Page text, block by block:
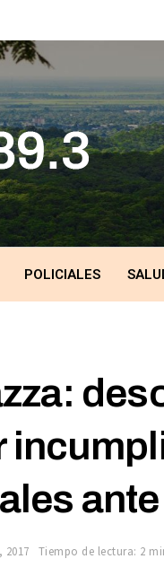
POLICIALES
2017 Tiempo de lectura: 2